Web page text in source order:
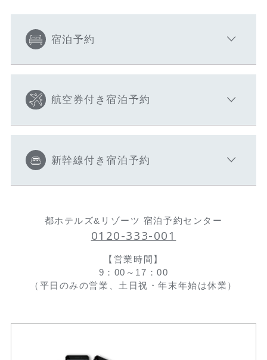
宿泊予約
航空券付き宿泊予約
新幹線付き宿泊予約
都ホテルズ&リゾーツ 宿泊予約センター
0120-333-001
【営業時間】
9：00～17：00
（平日のみの営業、土日祝・年末年始は休業）